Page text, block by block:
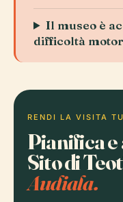
Il museo è
difficoltà
RENDI LA VISITA
Pianifica e
Sito di
Audiala.